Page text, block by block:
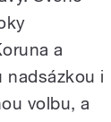
a
nadsázkou i
volbu, a